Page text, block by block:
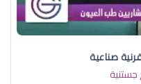
صناعية
جستنية